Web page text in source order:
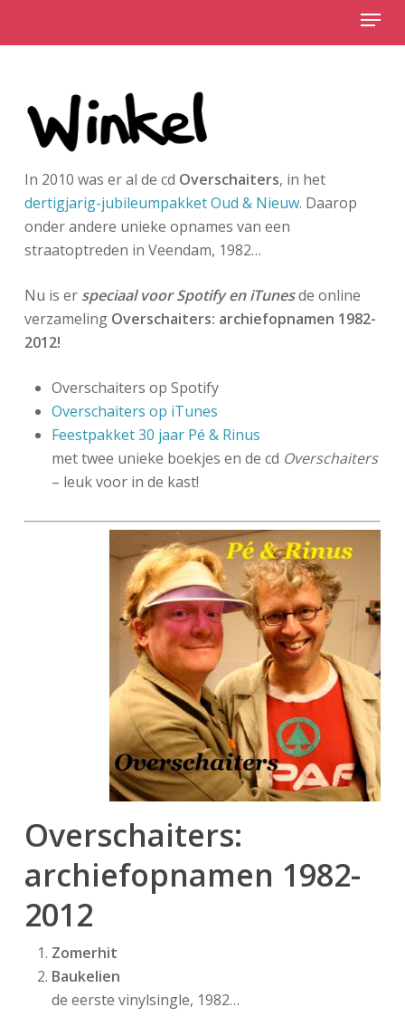
Menu
In 2010 was er al de cd Overschaiters, in het
dertigjarig-jubileumpakket Oud & Nieuw. Daarop
onder andere unieke opnames van een
straatoptreden in Veendam, 1982…
Nu is er speciaal voor Spotify en iTunesde online
verzameling Overschaiters: archiefopnamen 1982-
2012!
Overschaiters op Spotify
Overschaiters op iTunes
Feestpakket 30 jaar Pé & Rinus
met twee unieke boekjes en de cd Overschaiters
– leuk voor in de kast!
Overschaiters:
archiefopnamen 1982-
2012
Zomerhit
Baukelien
de eerste vinylsingle, 1982…